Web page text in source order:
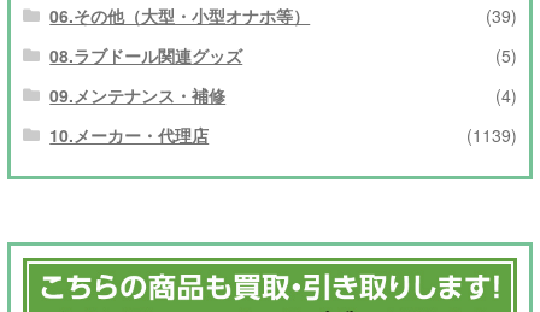
06.その他（大型・小型オナホ等）
(39)
08.ラブドール関連グッズ
(5)
09.メンテナンス・補修
(4)
10.メーカー・代理店
(1139)